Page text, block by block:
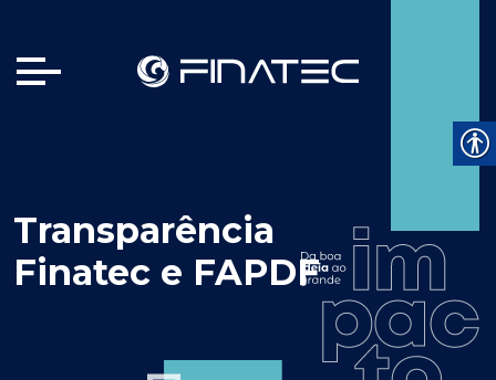
Transparência
Finatec e FAPDF